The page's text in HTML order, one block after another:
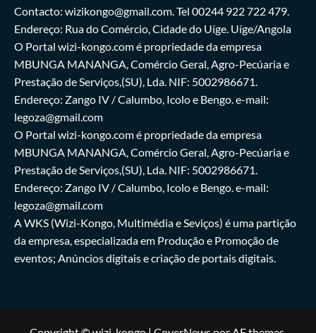
Contacto: wizikongo@gmail.com. Tel 00244 922 722 479.
Endereço: Rua do Comércio, Cidade do Uíge. Uíge/Angola
O Portal wizi-kongo.com é propriedade da empresa
MBUNGA MANANGA, Comércio Geral, Agro-Pecúaria e
Prestação de Serviços,(SU), Lda. NIF: 5002986671.
Endereço: Zango IV / Calumbo, Icolo e Bengo. e-mail:
legoza@gmail.com
O Portal wizi-kongo.com é propriedade da empresa
MBUNGA MANANGA, Comércio Geral, Agro-Pecúaria e
Prestação de Serviços,(SU), Lda. NIF: 5002986671.
Endereço: Zango IV / Calumbo, Icolo e Bengo. e-mail:
legoza@gmail.com
A WKS (Wizi-Kongo, Multimédia e Seviços) é uma partição
da empresa, especializada em Produção e Promoção de
eventos; Anúncios digitais e criação de portais digitais.